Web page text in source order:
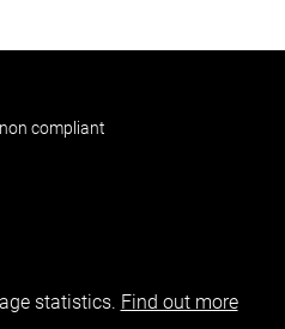
compliant
statistics. Find out more